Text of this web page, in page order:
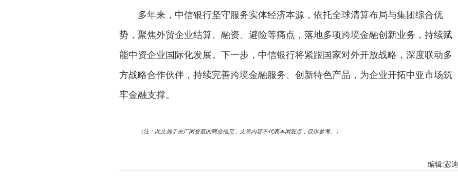
多年来，中信银行坚守服务实体经济本源，依托全球清算布局与集团综合优
势，聚焦外贸企业结算、融资、避险等痛点，落地多项跨境金融创新业务，持续赋
能中资企业国际化发展。下一步，中信银行将紧跟国家对外开放战略，深度联动多
方战略合作伙伴，持续完善跨境金融服务、创新特色产品，为企业开拓中亚市场筑
牢金融支撑。
（注：此文属于央广网登载的商业信息，文章内容不代表本网观点，仅供参考。）
编辑:宓迪